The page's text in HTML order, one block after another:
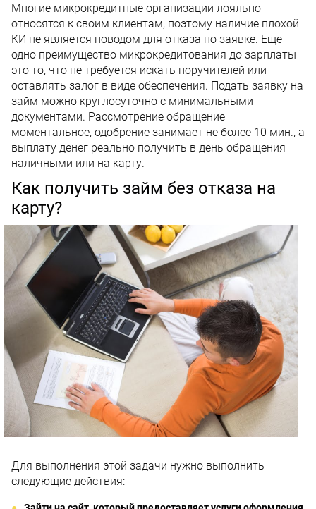
Многие микрокредитные организации лояльно
относятся к своим клиентам, поэтому наличие плохой
КИ не является поводом для отказа по заявке. Еще
одно преимущество микрокредитования до зарплаты
это то, что не требуется искать поручителей или
оставлять залог в виде обеспечения. Подать заявку на
займ можно круглосуточно с минимальными
документами. Рассмотрение обращение
моментальное, одобрение занимает не более 10 мин., а
выплату денег реально получить в день обращения
наличными или на карту.
Как получить займ без отказа на
карту?
Для выполнения этой задачи нужно выполнить
следующие действия: